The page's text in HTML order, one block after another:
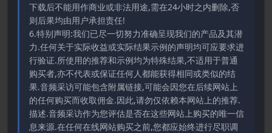
下载后不能用作商业或非法用途,需在24小时之内删除,否
则后果均由用户承担责任!
6.特别声明:我们已尽一切努力准确呈现我们的产品及其潜
力.任何关于实际收益或实际结果示例的声明均可应要求进
行验证.所使用的推荐和示例均为特殊结果,不适用于普通
购买者,亦不代表或保证任何人都能获得相同或类似的结
果.音频采访可能包含附属链接,可能会因您在后续网站上
的任何购买而收取佣金.因此,请勿仅依赖本网站上的推荐.
描述.音频采访作为您评估是否在这些网站上购买的唯一信
息来源.在任何在线网站购买之前,您都应始终进行尽职调